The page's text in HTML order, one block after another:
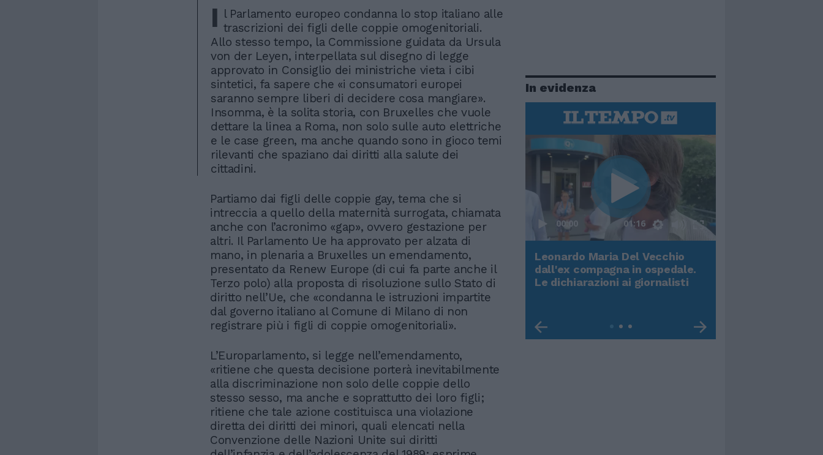
I l Parlamento europeo condanna lo stop italiano alle
trascrizioni dei figli delle coppie omogenitoriali.
Allo stesso tempo, la Commissione guidata da Ursula
von der Leyen, interpellata sul disegno di legge
approvato in Consiglio dei ministriche vieta i cibi
sintetici, fa sapere che «i consumatori europei
saranno sempre liberi di decidere cosa mangiare».
Insomma, è la solita storia, con Bruxelles che vuole
dettare la linea a Roma, non solo sulle auto elettriche
e le case green, ma anche quando sono in gioco temi
rilevanti che spaziano dai diritti alla salute dei
cittadini.
Partiamo dai figli delle coppie gay, tema che si
intreccia a quello della maternità surrogata, chiamata
anche con l’acronimo «gap», ovvero gestazione per
altri. Il Parlamento Ue ha approvato per alzata di
mano, in plenaria a Bruxelles un emendamento,
presentato da Renew Europe (di cui fa parte anche il
Terzo polo) alla proposta di risoluzione sullo Stato di
diritto nell’Ue, che «condanna le istruzioni impartite
dal governo italiano al Comune di Milano di non
registrare più i figli di coppie omogenitoriali».
L’Europarlamento, si legge nell’emendamento,
«ritiene che questa decisione porterà inevitabilmente
alla discriminazione non solo delle coppie dello
stesso sesso, ma anche e soprattutto dei loro figli;
ritiene che tale azione costituisca una violazione
diretta dei diritti dei minori, quali elencati nella
Convenzione delle Nazioni Unite sui diritti
In evidenza
Rudy Giuliani a Come States?
Trump, Meloni e la strategia
americana
00:00 01:16
Leonardo Maria Del Vecchio
dall'ex compagna in ospedale.
Le dichiarazioni ai giornalisti